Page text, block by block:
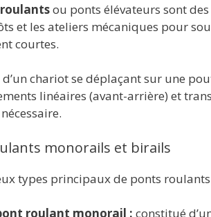
ou ponts élévateurs sont
et les ateliers mécaniques pour
courtes.
d’un chariot se déplaçant sur une
linéaires (avant-arrière) et
monorails et birails
types principaux de ponts roulants
roulant monorail : constitué